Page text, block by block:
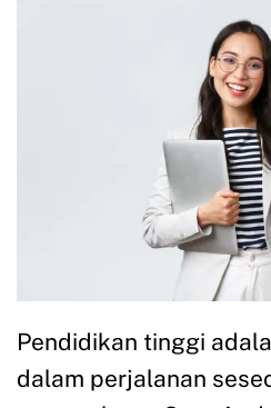
Pendidikan tinggi
dalam perjalanan